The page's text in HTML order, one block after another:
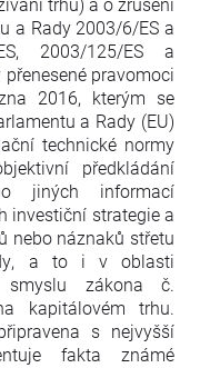
a Rady 2003/6/ES a
2003/125/ES a
pravomoci
2016, kterým se
a Rady (EU)
technické normy
předkládání
jiných informací
investiční strategie a
nebo náznaků střetu
a to i v oblasti
smyslu zákona č.
kapitálovém trhu.
s nejvyšší
fakta známé